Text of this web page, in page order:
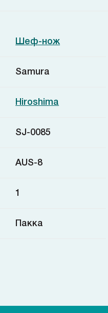
Шеф-нож
Samura
Hiroshima
SJ-0085
AUS-8
1
Пакка